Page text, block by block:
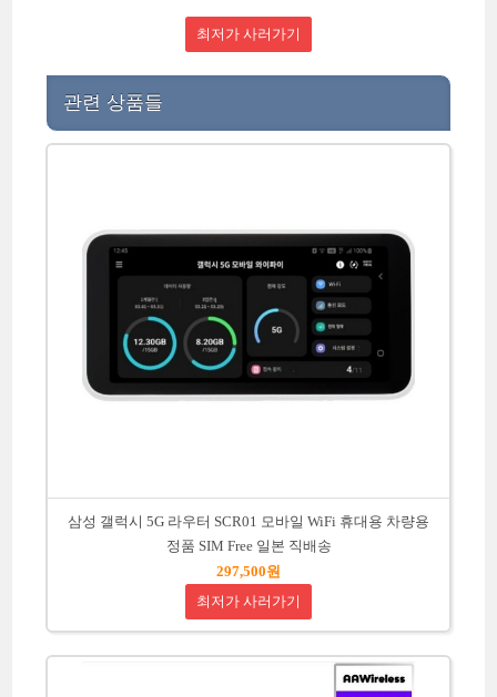
최저가 사러가기
관련 상품들
삼성 갤럭시 5G 라우터 SCR01 모바일 WiFi 휴대용 차량용
정품 SIM Free 일본 직배송
297,500원
최저가 사러가기